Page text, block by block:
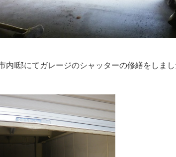
内I邸にてガレージのシャッターの修繕をしまし